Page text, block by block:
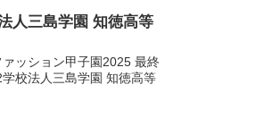
人三島学園 知徳高等
ッション甲子園2025 最終
校法人三島学園 知徳高等